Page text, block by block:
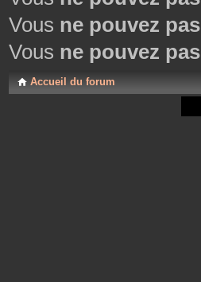
Vous ne pouvez pas
Vous ne pouvez pas
Accueil du forum